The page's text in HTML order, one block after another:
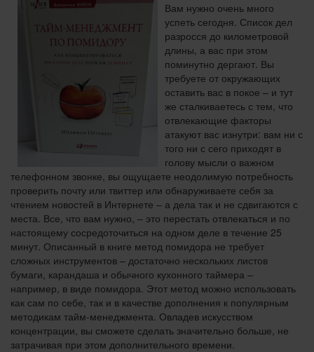
Вам нужно очень много
успеть сегодня. Список дел
разросся до километровой
длины, а вас при этом
поминутно дергают. Вы
требуете от окружающих
оставить вас в покое – и тут
же сталкиваетесь с тем, что
отвлекающие факторы
атакуют вас изнутри: вам ни с
того ни с сего приходят в
голову мысли о важном
телефонном звонке, вы ощущаете неодолимую потребность
проверить почту или твиттер или обнаруживаете себя за
чтением новостей в Интернете – а дела так и не сдвигаются с
места. Все, что вам нужно, – это перестать отвлекаться и по
настоящему сосредоточиться на одном деле в течение 25
минут. Описанный в книге метод помидора не требует
сложных инструментов – достаточно нескольких листов
бумаги, карандаша и обычного кухонного таймера –
например, в виде помидора. Этот метод можно использовать
как сам по себе, так и в качестве дополнения к популярным
методикам тайм-менеджмента. Овладев искусством
концентрации, вы сможете сделать значительно больше, не
затрачивая при этом дополнительного времени.